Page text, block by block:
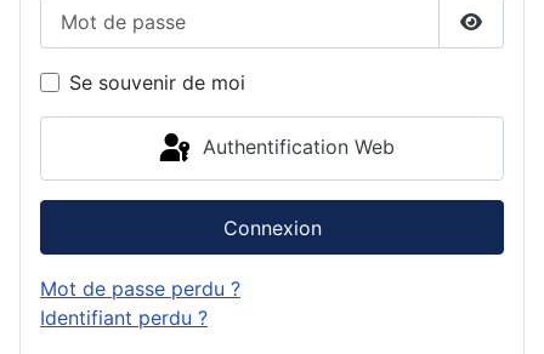
Se souvenir de moi
Authentification Web
Connexion
Mot de passe perdu ?
Identifiant perdu ?